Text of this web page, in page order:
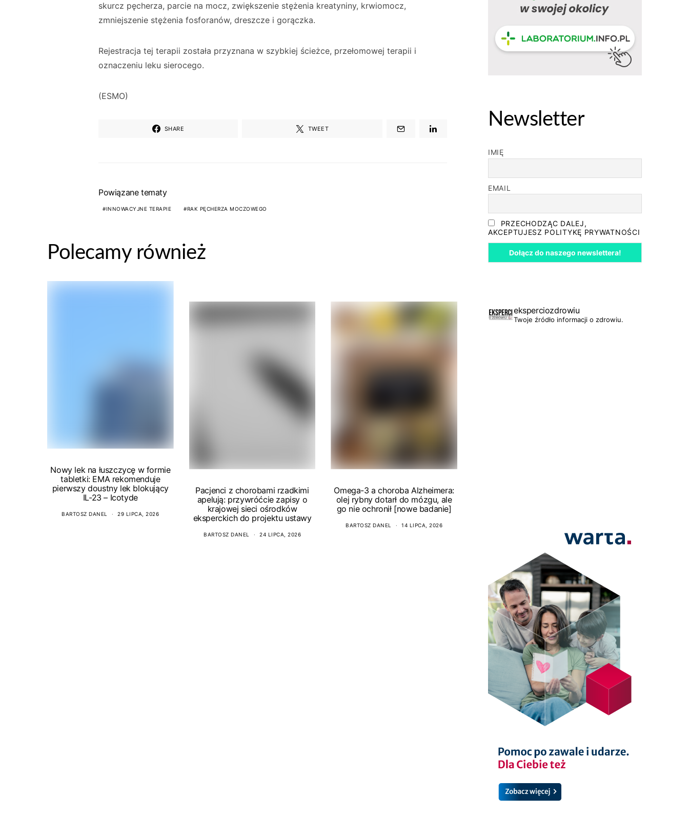
skurcz pęcherza, parcie na mocz, zwiększenie stężenia kreatyniny, krwiomocz,
zmniejszenie stężenia fosforanów, dreszcze i gorączka.
Rejestracja tej terapii została przyznana w szybkiej ścieżce, przełomowej terapii i
oznaczeniu leku sierocego.
(ESMO)
SHARE TWEET
Powiązane tematy
INNOWACYJNE TERAPIE RAK PĘCHERZA MOCZOWEGO
Polecamy również
Nowy lek na łuszczycę w formie
tabletki: EMA rekomenduje
pierwszy doustny lek blokujący
IL-23 – Icotyde
BARTOSZ DANEL 29 LIPCA, 2026
Pacjenci z chorobami rzadkimi
apelują: przywróćcie zapisy o
krajowej sieci ośrodków
eksperckich do projektu ustawy
BARTOSZ DANEL 24 LIPCA, 2026
Omega-3 a choroba Alzheimera:
olej rybny dotarł do mózgu, ale
go nie ochronił [nowe badanie]
BARTOSZ DANEL 14 LIPCA, 2026
Newsletter
IMIĘ
EMAIL
PRZECHODZĄC DALEJ,
AKCEPTUJESZ POLITYKĘ PRYWATNOŚCI
eksperciozdrowiu
Twoje źródło informacji o zdrowiu.